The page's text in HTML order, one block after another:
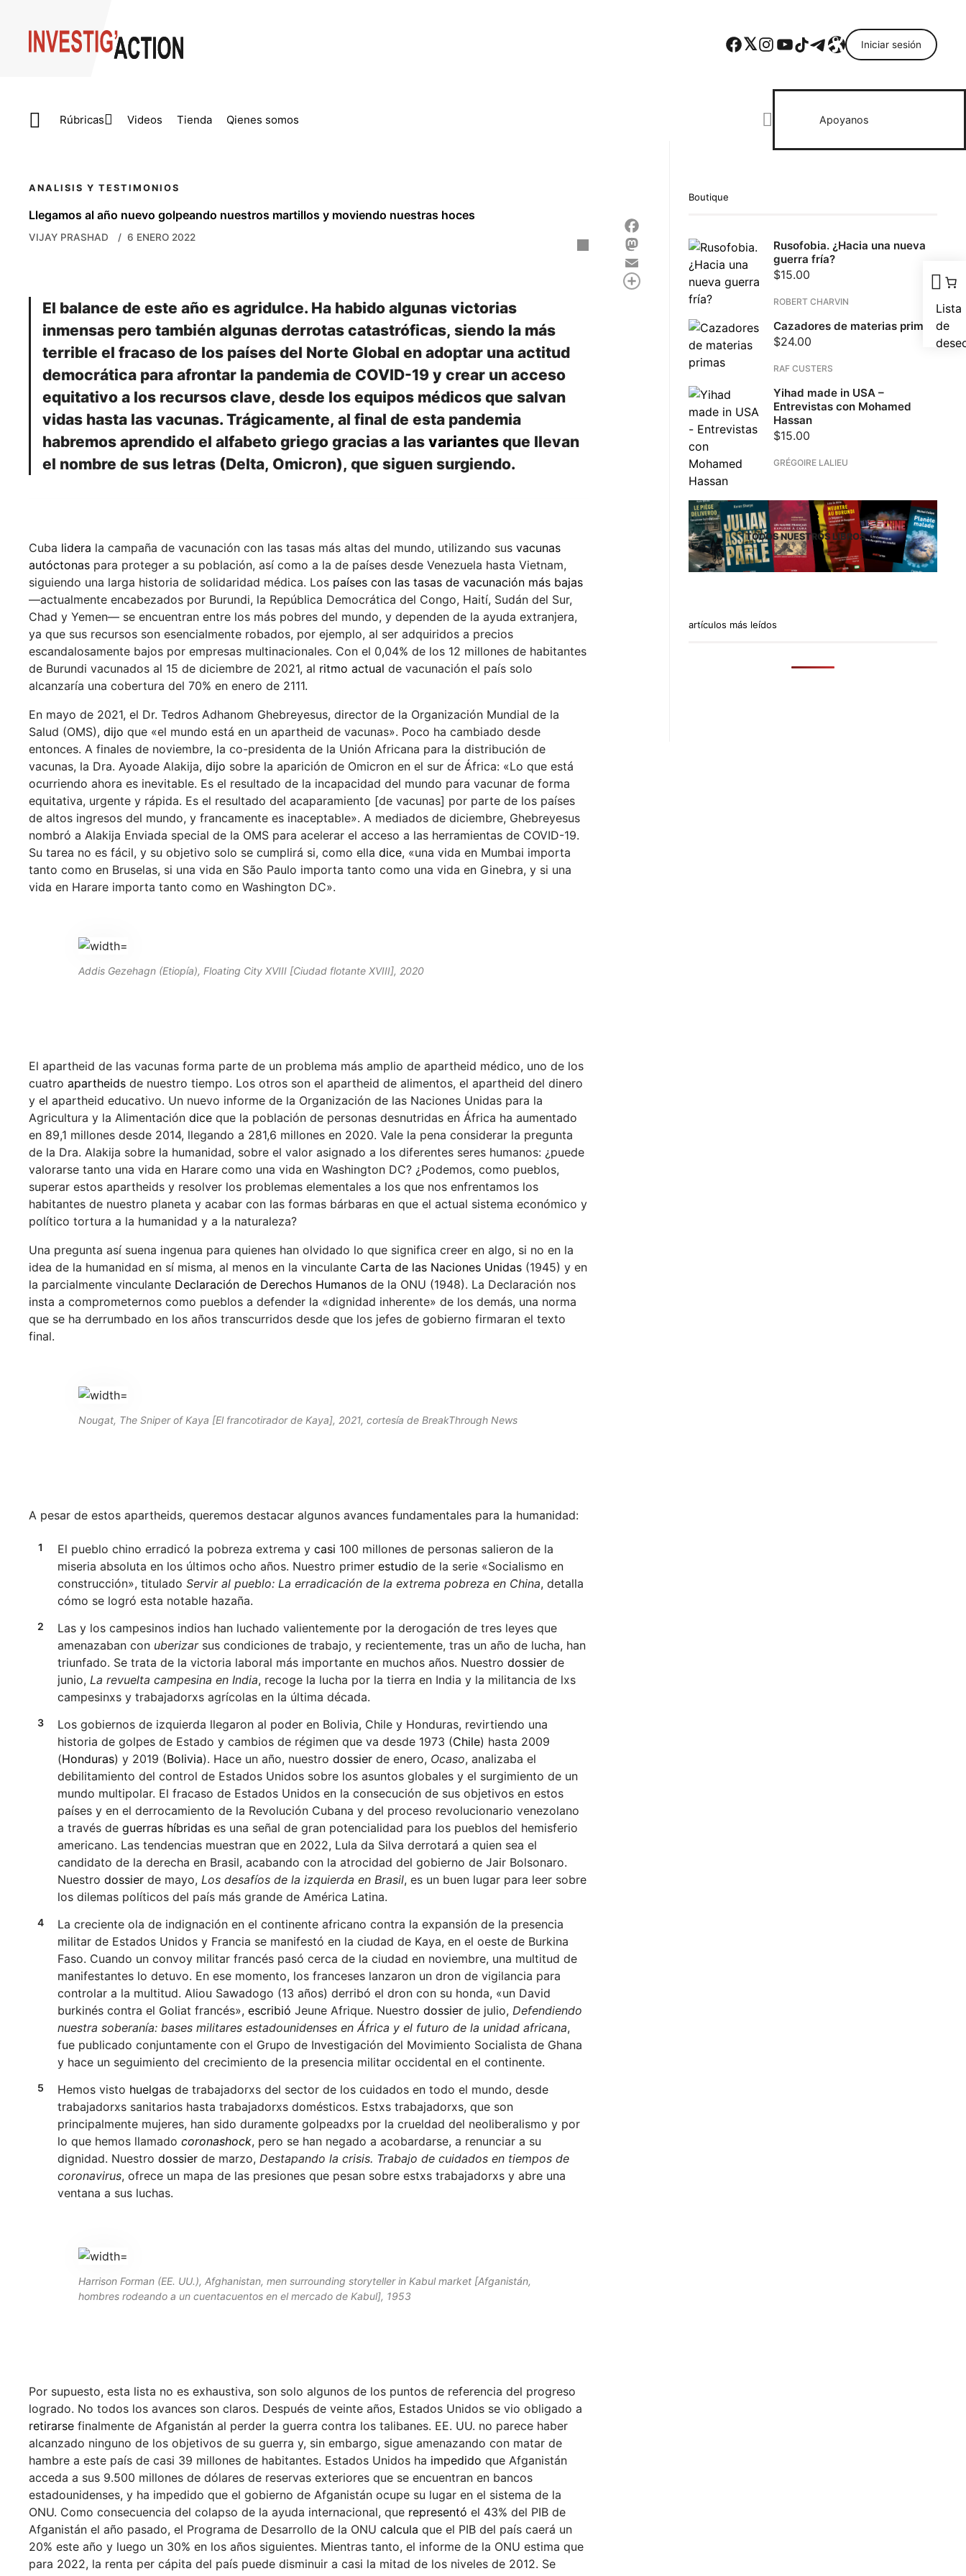
Facebook Twitter Instagram YouTube TikTok Telegram Enlace Iniciar sesión
Rúbricas Videos Tienda Qienes somos Apoyanos
Lista
de
Llegamos al año nuevo golpeando nuestros martillos y moviendo nuestras hoces
VIJAY PRASHAD 6 ENERO 2022
El balance de este año es agridulce. Ha habido algunas victorias
inmensas pero también algunas derrotas catastróficas, siendo la más
terrible el fracaso de los países del Norte Global en adoptar una actitud
democrática para afrontar la pandemia de COVID-19 y crear un acceso
equitativo a los recursos clave, desde los equipos médicos que salvan
vidas hasta las vacunas. Trágicamente, al final de esta pandemia
habremos aprendido el alfabeto griego gracias a lasvariantes que llevan
el nombre de sus letras (Delta, Omicron), que siguen surgiendo.
Cuba lidera la campaña de vacunación con las tasas más altas del mundo, utilizando susvacunas
autóctonas para proteger a su población, así como a la de países desde Venezuela hasta Vietnam,
siguiendo una larga historia de solidaridad médica. Los países con las tasas de vacunación más bajas
—actualmente encabezados por Burundi, la República Democrática del Congo, Haití, Sudán del Sur,
Chad y Yemen— se encuentran entre los más pobres del mundo, y dependen de la ayuda extranjera,
ya que sus recursos son esencialmente robados, por ejemplo, al ser adquiridos a precios
escandalosamente bajos por empresas multinacionales. Con el 0,04% de los 12 millones de habitantes
de Burundi vacunados al 15 de diciembre de 2021, al ritmo actualde vacunación el país solo
alcanzaría una cobertura del 70% en enero de 2111.
En mayo de 2021, el Dr. Tedros Adhanom Ghebreyesus, director de la Organización Mundial de la
Salud (OMS),dijo que «el mundo está en un apartheid de vacunas». Poco ha cambiado desde
entonces. A finales de noviembre, la co-presidenta de la Unión Africana para la distribución de
vacunas, la Dra. Ayoade Alakija,dijo sobre la aparición de Omicron en el sur de África: «Lo que está
ocurriendo ahora es inevitable. Es el resultado de la incapacidad del mundo para vacunar de forma
equitativa, urgente y rápida. Es el resultado del acaparamiento [de vacunas] por parte de los países
de altos ingresos del mundo, y francamente es inaceptable». A mediados de diciembre, Ghebreyesus
nombró a Alakija Enviada special de la OMS para acelerar el acceso a las herramientas de COVID-19.
Su tarea no es fácil, y su objetivo solo se cumplirá si, como elladice, «una vida en Mumbai importa
tanto como en Bruselas, si una vida en São Paulo importa tanto como una vida en Ginebra, y si una
vida en Harare importa tanto como en Washington DC».
Addis Gezehagn (Etiopía), Floating City XVIII [Ciudad flotante XVIII], 2020
El apartheid de las vacunas forma parte de un problema más amplio de apartheid médico, uno de los
cuatroapartheids de nuestro tiempo. Los otros son el apartheid de alimentos, el apartheid del dinero
y el apartheid educativo. Un nuevo informe de la Organización de las Naciones Unidas para la
Agricultura y la Alimentacióndice que la población de personas desnutridas en África ha aumentado
en 89,1 millones desde 2014, llegando a 281,6 millones en 2020. Vale la pena considerar la pregunta
de la Dra. Alakija sobre la humanidad, sobre el valor asignado a los diferentes seres humanos: ¿puede
valorarse tanto una vida en Harare como una vida en Washington DC? ¿Podemos, como pueblos,
superar estos apartheids y resolver los problemas elementales a los que nos enfrentamos los
habitantes de nuestro planeta y acabar con las formas bárbaras en que el actual sistema económico y
político tortura a la humanidad y a la naturaleza?
Una pregunta así suena ingenua para quienes han olvidado lo que significa creer en algo, si no en la
idea de la humanidad en sí misma, al menos en la vinculante Carta de las Naciones Unidas (1945) y en
la parcialmente vinculante Declaración de Derechos Humanos de la ONU (1948). La Declaración nos
insta a comprometernos como pueblos a defender la «dignidad inherente» de los demás, una norma
que se ha derrumbado en los años transcurridos desde que los jefes de gobierno firmaran el texto
final.
Nougat, The Sniper of Kaya [El francotirador de Kaya], 2021, cortesía de BreakThrough News
A pesar de estos apartheids, queremos destacar algunos avances fundamentales para la humanidad:
El pueblo chino erradicó la pobreza extrema ycasi 100 millones de personas salieron de la
miseria absoluta en los últimos ocho años. Nuestro primerestudio de la serie «Socialismo en
construcción», tituladoServir al pueblo: La erradicación de la extrema pobreza en China, detalla
cómo se logró esta notable hazaña.
Las y los campesinos indios han luchado valientemente por la derogación de tres leyes que
amenazaban con uberizarsus condiciones de trabajo, y recientemente, tras un año de lucha, han
triunfado. Se trata de la victoria laboral más importante en muchos años. Nuestrodossier de
junio, La revuelta campesina en India, recoge la lucha por la tierra en India y la militancia de lxs
campesinxs y trabajadorxs agrícolas en la última década.
Los gobiernos de izquierda llegaron al poder en Bolivia, Chile y Honduras, revirtiendo una
historia de golpes de Estado y cambios de régimen que va desde 1973 (Chile) hasta 2009
(Honduras) y 2019 (Bolivia). Hace un año, nuestrodossier de enero, Ocaso, analizaba el
debilitamiento del control de Estados Unidos sobre los asuntos globales y el surgimiento de un
mundo multipolar. El fracaso de Estados Unidos en la consecución de sus objetivos en estos
países y en el derrocamiento de la Revolución Cubana y del proceso revolucionario venezolano
a través deguerras híbridas es una señal de gran potencialidad para los pueblos del hemisferio
americano. Las tendencias muestran que en 2022, Lula da Silva derrotará a quien sea el
candidato de la derecha en Brasil, acabando con la atrocidad del gobierno de Jair Bolsonaro.
Nuestrodossier de mayo, Los desafíos de la izquierda en Brasil, es un buen lugar para leer sobre
los dilemas políticos del país más grande de América Latina.
La creciente ola de indignación en el continente africano contra la expansión de la presencia
militar de Estados Unidos y Francia se manifestó en la ciudad de Kaya, en el oeste de Burkina
Faso. Cuando un convoy militar francés pasó cerca de la ciudad en noviembre, una multitud de
manifestantes lo detuvo. En ese momento, los franceses lanzaron un dron de vigilancia para
controlar a la multitud. Aliou Sawadogo (13 años) derribó el dron con su honda, «un David
burkinés contra el Goliat francés»,escribió Jeune Afrique. Nuestrodossier de julio, Defendiendo
nuestra soberanía: bases militares estadounidenses en África y el futuro de la unidad africana,
fue publicado conjuntamente con el Grupo de Investigación del Movimiento Socialista de Ghana
y hace un seguimiento del crecimiento de la presencia militar occidental en el continente.
Hemos visto huelgas de trabajadorxs del sector de los cuidados en todo el mundo, desde
trabajadorxs sanitarios hasta trabajadorxs domésticos. Estxs trabajadorxs, que son
principalmente mujeres, han sido duramente golpeadxs por la crueldad del neoliberalismo y por
lo que hemos llamadocoronashock, pero se han negado a acobardarse, a renunciar a su
dignidad. Nuestrodossier de marzo, Destapando la crisis. Trabajo de cuidados en tiempos de
coronavirus, ofrece un mapa de las presiones que pesan sobre estxs trabajadorxs y abre una
ventana a sus luchas.
Harrison Forman (EE. UU.), Afghanistan, men surrounding storyteller in Kabul market [Afganistán,
hombres rodeando a un cuentacuentos en el mercado de Kabul], 1953
Por supuesto, esta lista no es exhaustiva, son solo algunos de los puntos de referencia del progreso
logrado. No todos los avances son claros. Después de veinte años, Estados Unidos se vio obligado a
retirarse finalmente de Afganistán al perder la guerra contra los talibanes. EE. UU. no parece haber
alcanzado ninguno de los objetivos de su guerra y, sin embargo, sigue amenazando con matar de
hambre a este país de casi 39 millones de habitantes. Estados Unidos ha impedido que Afganistán
acceda a sus 9.500 millones de dólares de reservas exteriores que se encuentran en bancos
estadounidenses, y ha impedido que el gobierno de Afganistán ocupe su lugar en el sistema de la
ONU. Como consecuencia del colapso de la ayuda internacional, que representó el 43% del PIB de
Afganistán el año pasado, el Programa de Desarrollo de la ONUcalcula que el PIB del país caerá un
20% este año y luego un 30% en los años siguientes. Mientras tanto, el informe de la ONU estima que
para 2022, la renta per cápita del país puede disminuir a casi la mitad de los niveles de 2012. Se
ANALISIS Y TESTIMONIOS
Facebook
Mastodon
Email
Compartir
Boutique
Rusofobia. ¿Hacia una nueva
guerra fría?
$15.00
ROBERT CHARVIN
Cazadores de materias primas
$24.00
RAF CUSTERS
Yihad made in USA –
Entrevistas con Mohamed
Hassan
$15.00
GRÉGOIRE LALIEU
TODOS NUESTROS LIBROS
artículos más leídos